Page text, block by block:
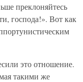
преклоняйтесь
господа!». Вот как
это отношение.
такими же